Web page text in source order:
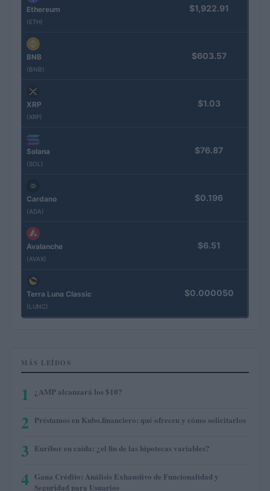
Ethereum
(ETH)
$1,922.91
BNB
(BNB)
$603.57
XRP
(XRP)
$1.03
Solana
(SOL)
$76.87
Cardano
(ADA)
$0.196
Avalanche
(AVAX)
$6.51
Terra Luna Classic
(LUNC)
$0.000050
MÁS LEÍDOS
1 ¿AMP alcanzará los $10?
2 Préstamos en Kubo.financiero: qué ofrecen y cómo solicitarlos
3 Euríbor en caída: ¿el fin de las hipotecas variables?
4 Gana Crédito: Análisis Exhaustivo de Funcionalidad y
Seguridad para Usuarios